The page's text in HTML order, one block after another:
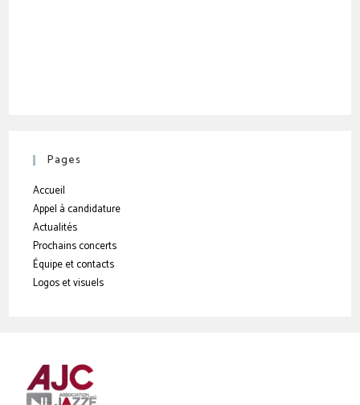
Pages
Accueil
Appel à candidature
Actualités
Prochains concerts
Équipe et contacts
Logos et visuels